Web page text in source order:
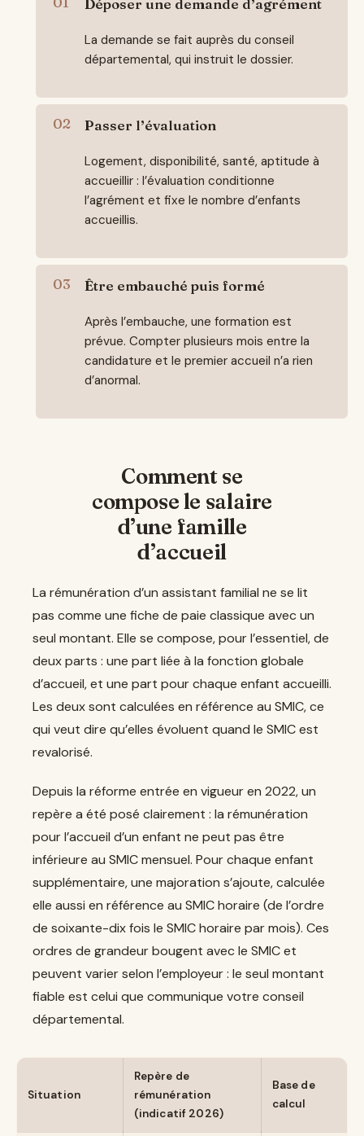
Déposer une demande d’agrément
La demande se fait auprès du conseil
départemental, qui instruit le dossier.
Passer l’évaluation
Logement, disponibilité, santé, aptitude à
accueillir : l’évaluation conditionne
l’agrément et fixe le nombre d’enfants
accueillis.
Être embauché puis formé
Après l’embauche, une formation est
prévue. Compter plusieurs mois entre la
candidature et le premier accueil n’a rien
d’anormal.
Comment se
compose le salaire
d’une famille
d’accueil
La rémunération d’un assistant familial ne se lit
pas comme une fiche de paie classique avec un
seul montant. Elle se compose, pour l’essentiel, de
deux parts : une part liée à la fonction globale
d’accueil, et une part pour chaque enfant accueilli.
Les deux sont calculées en référence au SMIC, ce
qui veut dire qu’elles évoluent quand le SMIC est
revalorisé.
Depuis la réforme entrée en vigueur en 2022, un
repère a été posé clairement : la rémunération
pour l’accueil d’un enfant ne peut pas être
inférieure au SMIC mensuel. Pour chaque enfant
supplémentaire, une majoration s’ajoute, calculée
elle aussi en référence au SMIC horaire (de l’ordre
de soixante-dix fois le SMIC horaire par mois). Ces
ordres de grandeur bougent avec le SMIC et
peuvent varier selon l’employeur : le seul montant
fiable est celui que communique votre conseil
départemental.
Situation
Repère de
rémunération
(indicatif 2026)
Base de
calcul